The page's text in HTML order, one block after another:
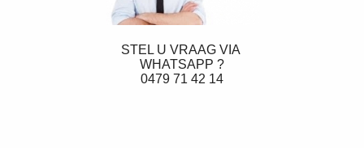
STEL U VRAAG VIA
WHATSAPP ?
0479 71 42 14